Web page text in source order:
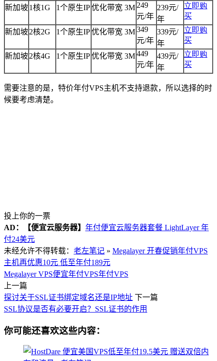
新加坡1核1G 1个原生IP优化带宽 3M 249
元/年
239元/
年
立即购
买
新加坡2核2G 1个原生IP优化带宽 3M349
元/年
339元/
年
立即购
买
新加坡2核4G 1个原生IP优化带宽 3M449
元/年
439元/
年
立即购
买
需要注意的是，特价年付VPS主机不支持退款，所以选择的时
候要考虑清楚。
投上你的一票
AD：
【便宜云服务器】 年付便宜云服务器套餐 LightLayer 年
付24美元
未经允许不得转载： 老左笔记 » Megalayer 开春促销年付VPS
主机再优惠10元 低至年付189元
Megalayer VPS便宜年付VPS年付VPS
上一篇
探讨关于SSL证书绑定域名还是IP地址 下一篇
SSL协议是否有必要开启？SSL证书的作用
你可能还喜欢这些内容：